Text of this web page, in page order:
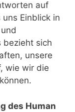
auf
Einblick in
bezieht sich
unsere
wie wir die
des Human